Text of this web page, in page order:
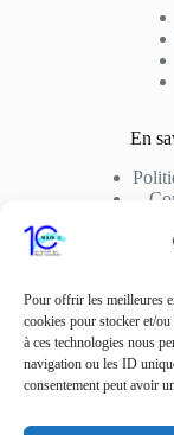
Pour offrir les meilleures
cookies pour stocker et/
à ces technologies nous
navigation ou les ID
consentement peut avoir
En
Adresse: